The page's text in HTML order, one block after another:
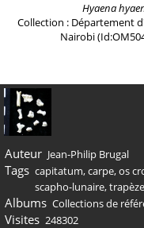
Hyaena
Collection : Département
Nairobi
Auteur Jean-Philip Brugal
Tags capitatum,carpe,os
scapho-lunaire,trapèze
Albums Collections de
Visites 248302